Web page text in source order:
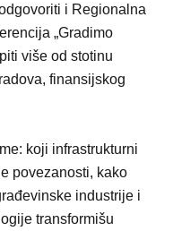
i Regionalna
„Gradimo
više od stotinu
finansijskog
koji infrastrukturni
povezanosti, kako
industrije i
transformišu